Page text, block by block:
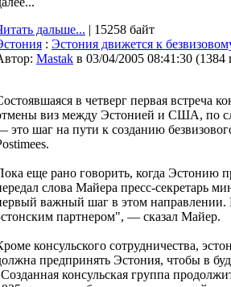
дальше... | 15258 байт
: Эстония движется к
Мastak в 03/04/2005 08:41:30 (1384
в четверг первая встреча
виз между Эстонией и США, по
это шаг на пути к созданию
еще рано говорить, когда Эстонию
слова Майера пресс-секретарь
важный шаг в этом направлении.
партнером", — сказал Майер.
консульского сотрудничества,
предпринять Эстония, чтобы в
консульская группа